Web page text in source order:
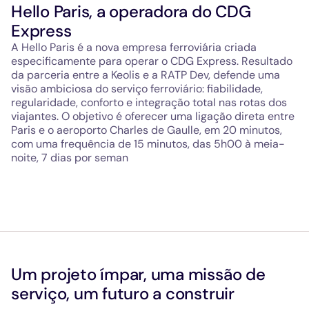
Hello Paris, a operadora do CDG
Express
A Hello Paris é a nova empresa ferroviária criada
especificamente para operar o CDG Express. Resultado
da parceria entre a Keolis e a RATP Dev, defende uma
visão ambiciosa do serviço ferroviário: fiabilidade,
regularidade, conforto e integração total nas rotas dos
viajantes. O objetivo é oferecer uma ligação direta entre
Paris e o aeroporto Charles de Gaulle, em 20 minutos,
com uma frequência de 15 minutos, das 5h00 à meia-
noite, 7 dias por seman
Um projeto ímpar, uma missão de
serviço, um futuro a construir